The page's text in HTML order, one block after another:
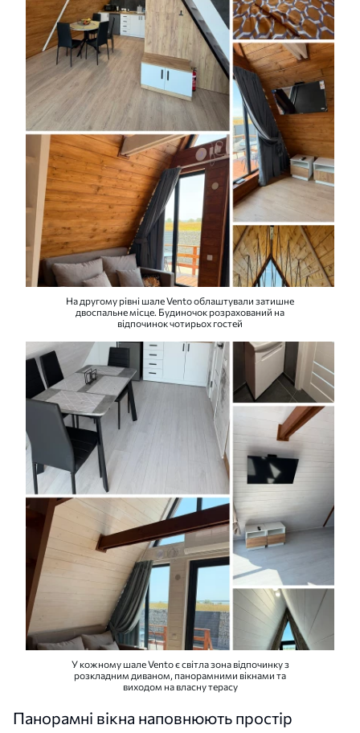
На другому рівні шале Vento облаштували затишне
двоспальне місце. Будиночок розрахований на
відпочинок чотирьох гостей
У кожному шале Vento є світла зона відпочинку з
розкладним диваном, панорамними вікнами та
виходом на власну терасу
Панорамні вікна наповнюють простір